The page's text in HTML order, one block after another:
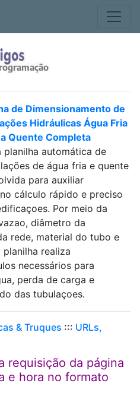
de Dimensionamento de
Hidráulicas Água Fria
Quente Completa
planilha automática de
de água fria e quente
para auxiliar
cálculo rápido e preciso
Por meio da
diâmetro da
rede, material do tubo e
realiza
necessários para
perda de carga e
das tubulaçoes.
& Truques ::: URLs,
requisição da página
e hora no formato